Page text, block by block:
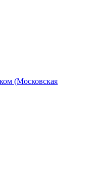
(Московская